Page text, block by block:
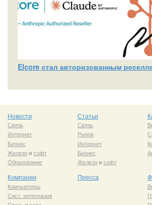
Elcore стал авторизованным
Новости
Связь
Интернет
Бизнес
Железоисофт
Образование
Статьи
Связь
Рынок
Интернет
Бизнес
Железоисофт
Компании
Компьютеры
Сист. интеграция
Пресса